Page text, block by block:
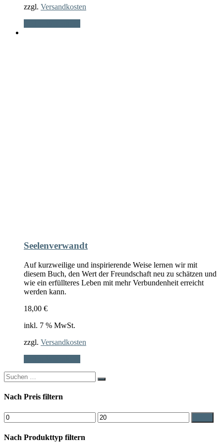
zzgl. Versandkosten
Seelenverwandt
Auf kurzweilige und inspirierende Weise lernen wir mit
diesem Buch, den Wert der Freundschaft neu zu schätzen und
wie ein erfüllteres Leben mit mehr Verbundenheit erreicht
werden kann.
18,00 €
inkl. 7 % MwSt.
zzgl. Versandkosten
Search
for:
Nach Preis filtern
Min.
Preis
Max.
Preis
Nach Produkttyp filtern